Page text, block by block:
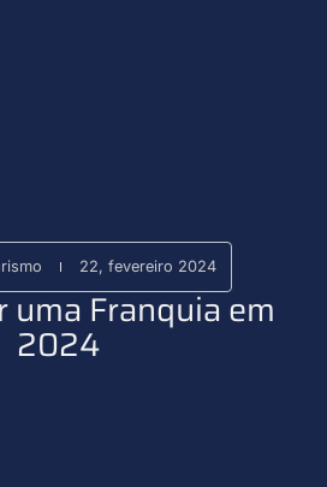
22, fevereiro 2024
uma Franquia em
2024